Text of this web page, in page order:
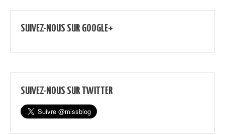
SUIVEZ-NOUS SUR GOOGLE+
SUIVEZ-NOUS SUR TWITTER